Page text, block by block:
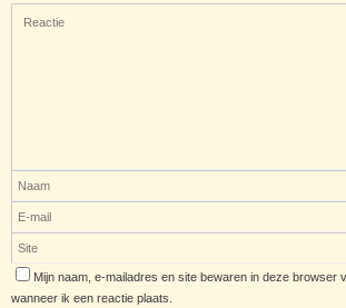
Mijn naam, e-mailadres en site bewaren in deze browser
wanneer ik een reactie plaats.